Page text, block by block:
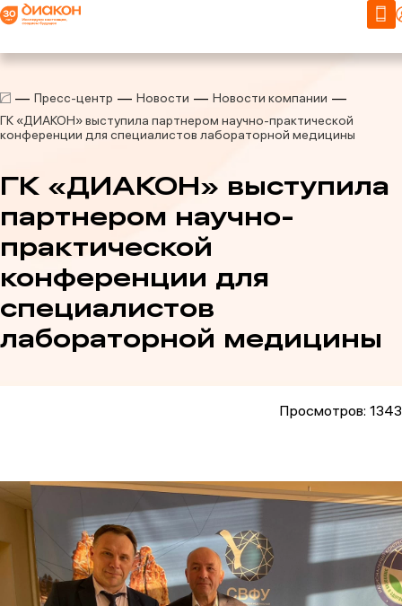
Пресс-центр Новости
Новости компании
ГК «ДИАКОН» выступила партнером научно-практической
конференции для специалистов лабораторной медицины
ГК «ДИАКОН» выступила
партнером научно-
практической
конференции для
специалистов
лабораторной медицины
Просмотров: 1343